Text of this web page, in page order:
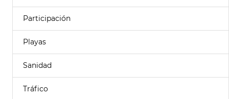
Participación
Playas
Sanidad
Tráfico